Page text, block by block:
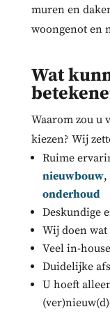
muren en
woongenot en
Wat
Waarom zou u
kiezen? Wij
Ruime
nieuwbouw,
onderhoud
Deskundige
Wij doen
Veel in-
Duidelijke
U hoeft